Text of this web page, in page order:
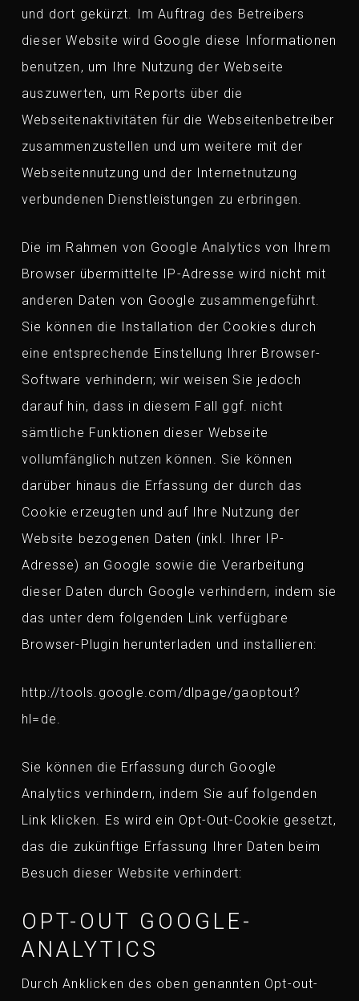
und dort gekürzt. Im Auftrag des Betreibers
dieser Website wird Google diese Informationen
benutzen, um Ihre Nutzung der Webseite
auszuwerten, um Reports über die
Webseitenaktivitäten für die Webseitenbetreiber
zusammenzustellen und um weitere mit der
Webseitennutzung und der Internetnutzung
verbundenen Dienstleistungen zu erbringen.
Die im Rahmen von Google Analytics von Ihrem
Browser übermittelte IP-Adresse wird nicht mit
anderen Daten von Google zusammengeführt.
Sie können die Installation der Cookies durch
eine entsprechende Einstellung Ihrer Browser-
Software verhindern; wir weisen Sie jedoch
darauf hin, dass in diesem Fall ggf. nicht
sämtliche Funktionen dieser Webseite
vollumfänglich nutzen können. Sie können
darüber hinaus die Erfassung der durch das
Cookie erzeugten und auf Ihre Nutzung der
Website bezogenen Daten (inkl. Ihrer IP-
Adresse) an Google sowie die Verarbeitung
dieser Daten durch Google verhindern, indem sie
das unter dem folgenden Link verfügbare
Browser-Plugin herunterladen und installieren:
http://tools.google.com/dlpage/gaoptout?
hl=de.
Sie können die Erfassung durch Google
Analytics verhindern, indem Sie auf folgenden
Link klicken. Es wird ein Opt-Out-Cookie gesetzt,
das die zukünftige Erfassung Ihrer Daten beim
Besuch dieser Website verhindert:
OPT-OUT GOOGLE-
ANALYTICS
Durch Anklicken des oben genannten Opt-out-